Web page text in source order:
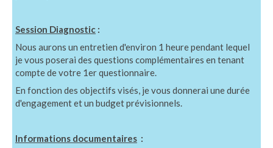
Session Diagnostic :
Nous aurons un entretien d'environ 1 heure pendant lequel
je vous poserai des questions complémentaires en tenant
compte de votre 1er questionnaire.
En fonction des objectifs visés, je vous donnerai une durée
d'engagement et un budget prévisionnels.
Informations documentaires :